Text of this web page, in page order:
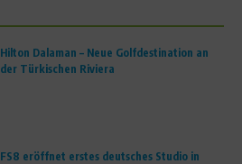
Hilton Dalaman – Neue Golfdestination an
der Türkischen Riviera
FS8 eröffnet erstes deutsches Studio in